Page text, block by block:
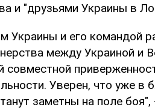
и "друзьями Украины в
Украины и его командой
между Украиной и
совместной
Уверен, что уже
заметны на поле боя",